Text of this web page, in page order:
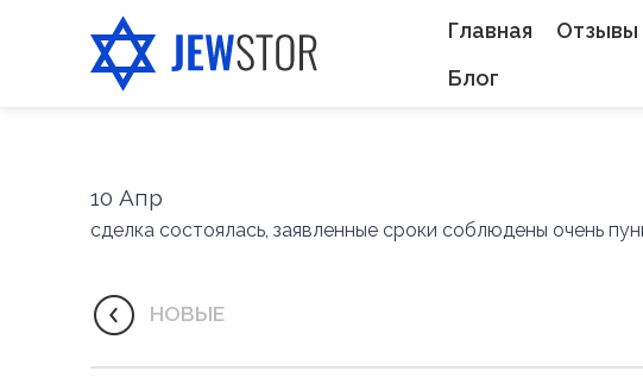
Главная Отзывы
Блог
10 Апр
сделка состоялась, заявленные сроки соблюдены очень
НОВЫЕ